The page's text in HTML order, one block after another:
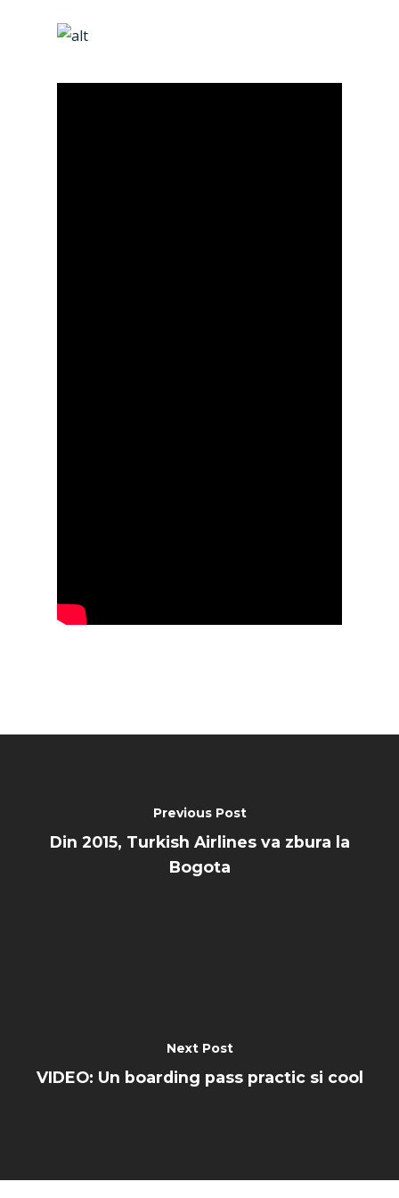
Previous Post
Din 2015, Turkish Airlines va zbura la
Bogota
Next Post
VIDEO: Un boarding pass practic si cool